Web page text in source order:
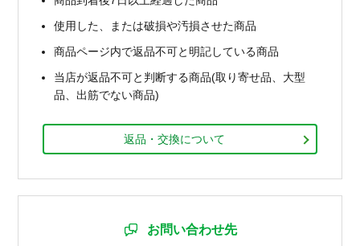
使用した、または破損や汚損させた商品
商品ページ内で返品不可と明記している商品
当店が返品不可と判断する商品(取り寄せ品、大型
品、出筋でない商品)
返品・交換について
お問い合わせ先